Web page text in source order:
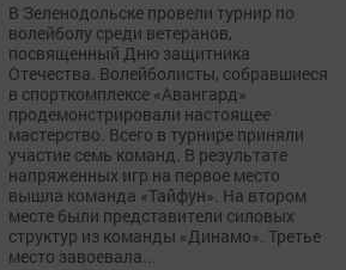
В Зеленодольске провели турнир по
волейболу среди ветеранов,
посвященный Дню защитника
Отечества. Волейболисты, собравшиеся
в спорткомплексе «Авангард»
продемонстрировали настоящее
мастерство. Всего в турнире приняли
участие семь команд. В результате
напряженных игр на первое место
вышла команда «Тайфун». На втором
месте были представители силовых
структур из команды «Динамо». Третье
место завоевала...